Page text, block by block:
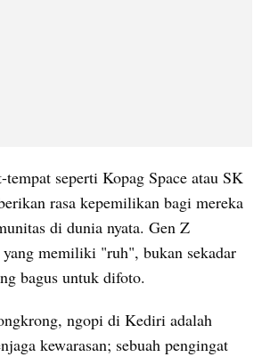
seperti Kopag Space atau SK
rasa kepemilikan bagi mereka
di dunia nyata. Gen Z
memiliki "ruh", bukan sekadar
bagus untuk difoto.
ngopi di Kediri adalah
kewarasan; sebuah pengingat